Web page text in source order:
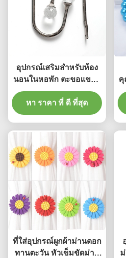
makes all the
during long sessions.
อุปกรณ์เสริมสำหรับห้อง
นอนในหอพัก ตะขอแขวน
ผนัง Crystal U อะลูมิเนียม
Curtain Holdbacks
หา ราคา ที่ ดี ที่สุด
คุ
ที่ใส่อุปกรณ์ผูกผ้าม่านดอก
ทานตะวัน หัวเข็มขัดม่าน